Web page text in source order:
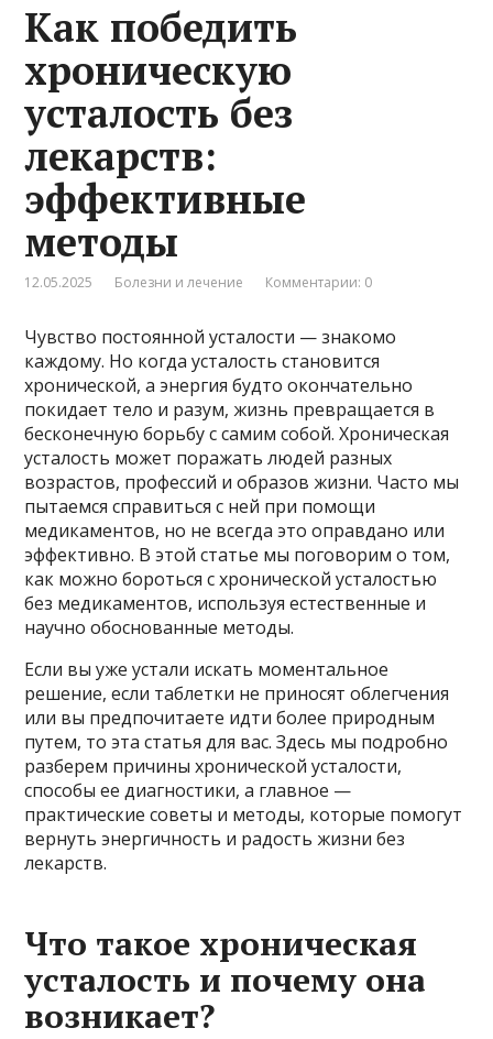
Как победить
хроническую
усталость без
лекарств:
эффективные
методы
12.05.2025 Болезни и лечение Комментарии: 0
Чувство постоянной усталости — знакомо
каждому. Но когда усталость становится
хронической, а энергия будто окончательно
покидает тело и разум, жизнь превращается в
бесконечную борьбу с самим собой. Хроническая
усталость может поражать людей разных
возрастов, профессий и образов жизни. Часто мы
пытаемся справиться с ней при помощи
медикаментов, но не всегда это оправдано или
эффективно. В этой статье мы поговорим о том,
как можно бороться с хронической усталостью
без медикаментов, используя естественные и
научно обоснованные методы.
Если вы уже устали искать моментальное
решение, если таблетки не приносят облегчения
или вы предпочитаете идти более природным
путем, то эта статья для вас. Здесь мы подробно
разберем причины хронической усталости,
способы ее диагностики, а главное —
практические советы и методы, которые помогут
вернуть энергичность и радость жизни без
лекарств.
Что такое хроническая
усталость и почему она
возникает?